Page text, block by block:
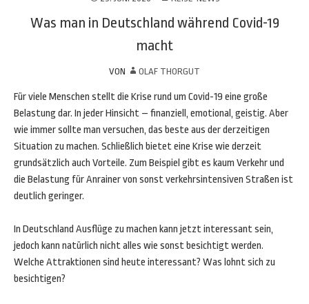
Was man in Deutschland während Covid-19
macht
VON OLAF THORGUT
Für viele Menschen stellt die Krise rund um Covid-19 eine große
Belastung dar. In jeder Hinsicht – finanziell, emotional, geistig. Aber
wie immer sollte man versuchen, das beste aus der derzeitigen
Situation zu machen. Schließlich bietet eine Krise wie derzeit
grundsätzlich auch Vorteile. Zum Beispiel gibt es kaum Verkehr und
die Belastung für Anrainer von sonst verkehrsintensiven Straßen ist
deutlich geringer.
In Deutschland Ausflüge zu machen kann jetzt interessant sein,
jedoch kann natürlich nicht alles wie sonst besichtigt werden.
Welche Attraktionen sind heute interessant? Was lohnt sich zu
besichtigen?